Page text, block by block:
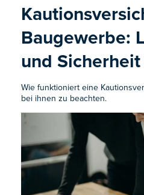
Baugewerbe:
und
Wie funktioniert eine
bei ihnen zu beachten.